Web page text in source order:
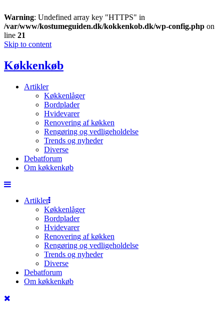
Warning: Undefined array key "HTTPS" in
/var/www/kostumeguiden.dk/kokkenkob.dk/wp-config.php on
line 21
Skip to content
Køkkenkøb
Artikler
Køkkenlåger
Bordplader
Hvidevarer
Renovering af køkken
Rengøring og vedligeholdelse
Trends og nyheder
Diverse
Debatforum
Om køkkenkøb
Artikler
Køkkenlåger
Bordplader
Hvidevarer
Renovering af køkken
Rengøring og vedligeholdelse
Trends og nyheder
Diverse
Debatforum
Om køkkenkøb